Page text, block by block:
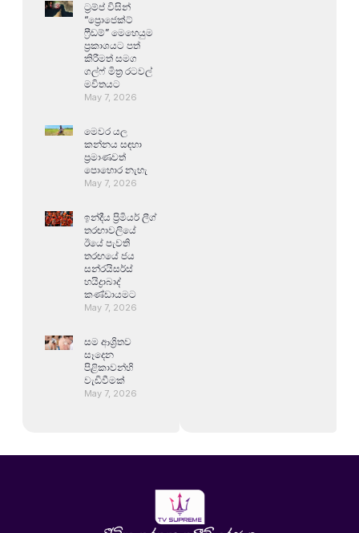
ට්‍රම්ප් විසින්
“ප්‍රොජෙක්ට්
ෆ්‍රීඩම්” මෙහෙයුම
ප්‍රකාශයට පත්
කිරීමත් සමග
ගල්ෆ් මිත්‍ර රටවල්
මවිතයට
May 7, 2026
මෙවර යල
කන්නය සඳහා
ප්‍රමාණවත්
පොහොර නැහැ
May 7, 2026
ඉන්දීය ප්‍රිමියර් ලීග්
තරඟාවලියේ
ඊයේ පැවති
තරඟයේ ජය
සන්රයිසර්ස්
හයිද්‍රාබාද්
කණ්ඩායමට
May 7, 2026
සම ආශ්‍රිතව
සෑදෙන
පිළිකාවන්හි
වැඩිවීමක්
May 7, 2026